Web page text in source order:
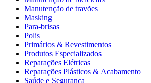
Manutenção de travões
Masking
Para-brisas
Polis
Primários & Revestimentos
Produtos Especializados
Reparações Elétricas
Reparações Plásticos & Acabamento
Saúde e Segurança